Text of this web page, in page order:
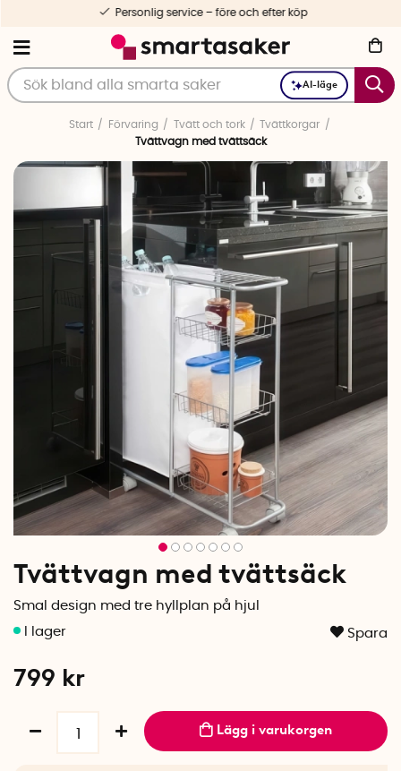
AI-läge
Personlig service – före och efter köp
Start Förvaring Tvätt och tork
Tvättkorgar
Tvättvagn med tvättsäck
Tvättvagn med tvättsäck
Smal design med tre hyllplan på hjul
Spara
799 kr
Lägg i varukorgen